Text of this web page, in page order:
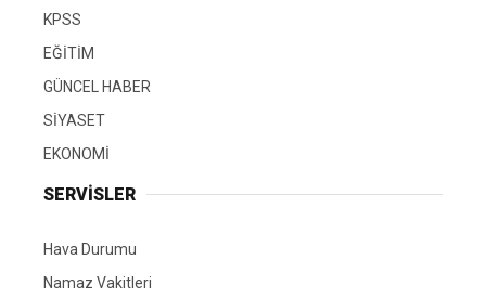
KPSS
EĞİTİM
GÜNCEL HABER
SİYASET
EKONOMİ
SERVİSLER
Hava Durumu
Namaz Vakitleri